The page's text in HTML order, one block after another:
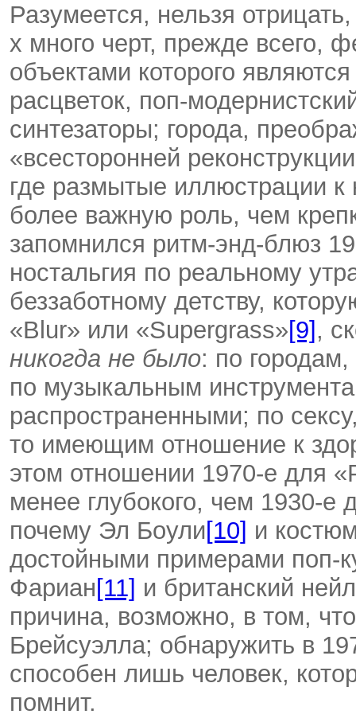
Разумеется, нельзя
х много черт, прежде всего,
объектами которого
расцветок, поп-
синтезаторы; города,
«всесторонней
где размытые иллюстрации к
более важную роль, чем
запомнился ритм-энд-блюз
ностальгия по реальному
беззаботному детству,
«Blur» или «Supergrass»[9] ,
никогда не было: по
по музыкальным
распространенными; по
то имеющим отношение к
этом отношении 1970-е для
менее глубокого, чем 1930-
почему Эл Боули[10] и
достойными примерами поп-
Фариан[11] и британский
причина, возможно, в том,
Брейсуэлла; обнаружить в
способен лишь человек,
помнит.